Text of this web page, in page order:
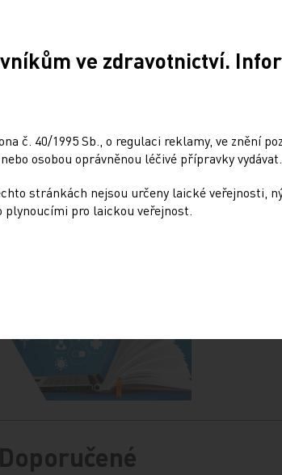
Doporučené
ve zdravotnictví.
č. 40/1995 Sb., o regulaci reklamy, ve znění
osobou oprávněnou léčivé přípravky vydávat.
stránkách nejsou určeny laické veřejnosti,
pro laickou veřejnost.